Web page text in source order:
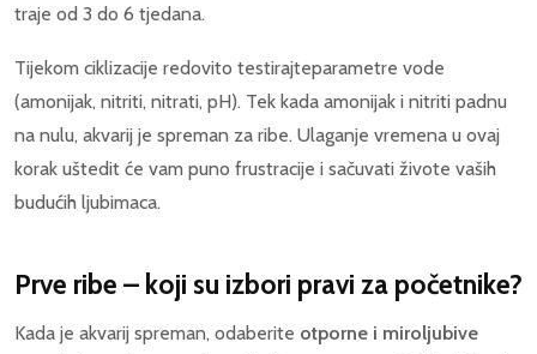
traje od 3 do 6 tjedana.
Tijekom ciklizacije redovito testirajteparametre vode
(amonijak, nitriti, nitrati, pH). Tek kada amonijak i nitriti padnu
na nulu, akvarij je spreman za ribe. Ulaganje vremena u ovaj
korak uštedit će vam puno frustracije i sačuvati živote vaših
budućih ljubimaca.
Prve ribe – koji su izbori pravi za početnike?
Kada je akvarij spreman, odaberite otporne i miroljubive